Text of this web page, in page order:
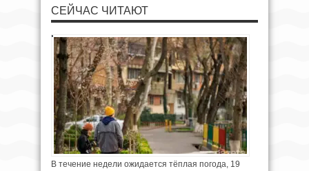
СЕЙЧАС ЧИТАЮТ
В течение недели ожидается тёплая погода, 19